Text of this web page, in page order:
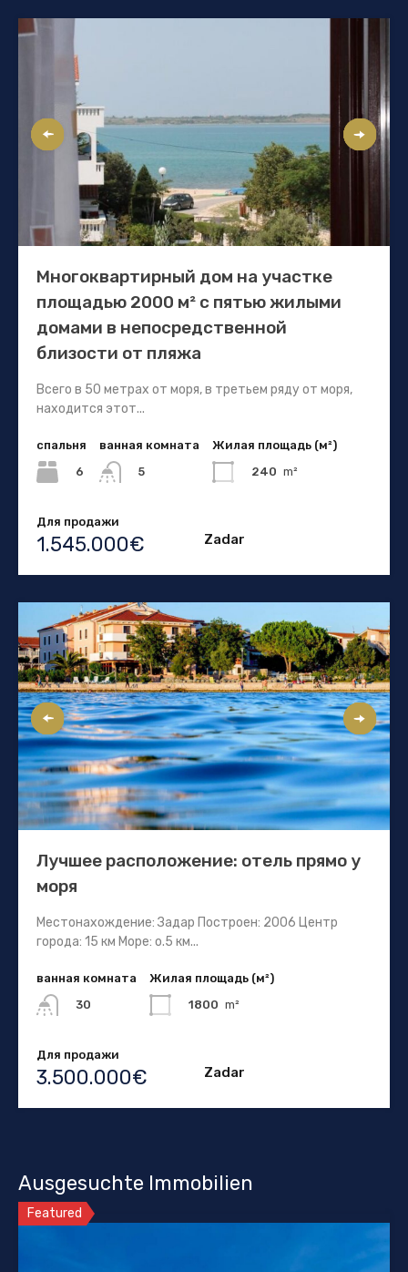
Многоквартирный дом на участке
площадью 2000 м² с пятью жилыми
домами в непосредственной
близости от пляжа
Всего в 50 метрах от моря, в третьем ряду от моря,
находится этот...
спальня
6
ванная комната
5
Жилая площадь (м²)
240 m²
Для продажи
1.545.000€ Zadar
Лучшее расположение: отель прямо у
моря
Местонахождение: Задар Построен: 2006 Центр
города: 15 км Море: о.5 км...
ванная комната
30
Жилая площадь (м²)
1800 m²
Для продажи
3.500.000€ Zadar
Ausgesuchte Immobilien
Featured